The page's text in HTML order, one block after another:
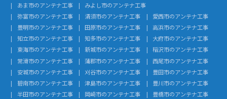
あま市のアンテナ工事
みよし市のアンテナ工事
弥富市のアンテナ工事
清須市のアンテナ工事
愛西市のアンテナ工事
豊明市のアンテナ工事
田原市のアンテナ工事
高浜市のアンテナ工事
知立市のアンテナ工事
知多市のアンテナ工事
大府市のアンテナ工事
東海市のアンテナ工事
新城市のアンテナ工事
稲沢市のアンテナ工事
常滑市のアンテナ工事
蒲郡市のアンテナ工事
西尾市のアンテナ工事
安城市のアンテナ工事
刈谷市のアンテナ工事
豊田市のアンテナ工事
碧南市のアンテナ工事
津島市のアンテナ工事
豊川市のアンテナ工事
半田市のアンテナ工事
岡崎市のアンテナ工事
豊橋市のアンテナ工事